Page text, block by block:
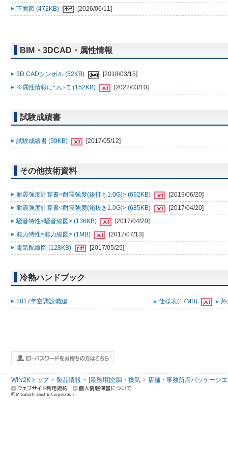
下面図 (472KB)
[2026/06/11]
BIM・3DCAD・属性情報
3D CADシンボル (52KB)
[2018/03/15]
※属性情報について (152KB)
[2022/03/10]
試験成績書
試験成績書 (59KB) [2017/05/12]
その他技術資料
耐震強度計算書<耐震強度(後打ち1.0G)> (692KB)
[2019/06/20]
耐震強度計算書<耐震強度(箱抜き1.0G)> (685KB)
[2017/04/20]
騒音特性<騒音線図> (136KB)
[2017/04/20]
能力特性<能力線図> (1MB)
[2017/07/13]
電気配線図 (128KB)
[2017/05/25]
冷熱ハンドブック
2017年空調設備編 仕様表(17MB)
WIN2Kトップ 製品情報 [業務用]空調・換気 店舗・事務所用パッケージ